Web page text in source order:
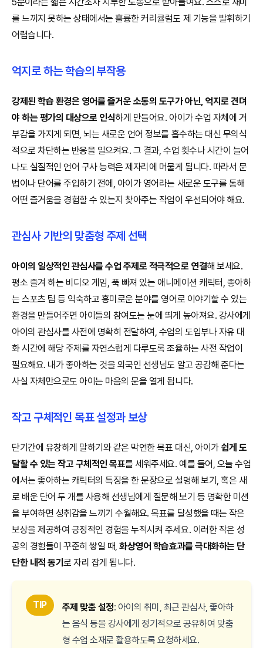
를 느끼지 못하는 상태에서는 훌륭한 커리큘럼도 제 기능을 발휘하기
어렵습니다.
억지로 하는 학습의 부작용
강제된 학습 환경은 영어를 즐거운 소통의 도구가 아닌, 억지로 견뎌
야 하는 평가의 대상으로 인식하게 만들어요. 아이가 수업 자체에 거
부감을 가지게 되면, 뇌는 새로운 언어 정보를 흡수하는 대신 무의식
적으로 차단하는 반응을 일으켜요. 그 결과, 수업 횟수나 시간이 늘어
나도 실질적인 언어 구사 능력은 제자리에 머물게 됩니다. 따라서 문
법이나 단어를 주입하기 전에, 아이가 영어라는 새로운 도구를 통해
어떤 즐거움을 경험할 수 있는지 찾아주는 작업이 우선되어야 해요.
관심사 기반의 맞춤형 주제 선택
아이의 일상적인 관심사를 수업 주제로 적극적으로 연결해 보세요.
평소 즐겨 하는 비디오 게임, 푹 빠져 있는 애니메이션 캐릭터, 좋아하
는 스포츠 팀 등 익숙하고 흥미로운 분야를 영어로 이야기할 수 있는
환경을 만들어주면 아이들의 참여도는 눈에 띄게 높아져요. 강사에게
아이의 관심사를 사전에 명확히 전달하여, 수업의 도입부나 자유 대
화 시간에 해당 주제를 자연스럽게 다루도록 조율하는 사전 작업이
필요해요. 내가 좋아하는 것을 외국인 선생님도 알고 공감해 준다는
사실 자체만으로도 아이는 마음의 문을 열게 됩니다.
작고 구체적인 목표 설정과 보상
단기간에 유창하게 말하기와 같은 막연한 목표 대신, 아이가 쉽게 도
달할 수 있는 작고 구체적인 목표를 세워주세요. 예를 들어, 오늘 수업
에서는 좋아하는 캐릭터의 특징을 한 문장으로 설명해 보기, 혹은 새
로 배운 단어 두 개를 사용해 선생님에게 질문해 보기 등 명확한 미션
을 부여하면 성취감을 느끼기 수월해요. 목표를 달성했을 때는 작은
보상을 제공하여 긍정적인 경험을 누적시켜 주세요. 이러한 작은 성
공의 경험들이 꾸준히 쌓일 때,화상영어 학습효과를 극대화하는 단
단한 내적 동기로 자리 잡게 됩니다.
TIP 주제 맞춤 설정: 아이의 취미, 최근 관심사, 좋아하
는 음식 등을 강사에게 정기적으로 공유하여 맞춤
형 수업 소재로 활용하도록 요청하세요.